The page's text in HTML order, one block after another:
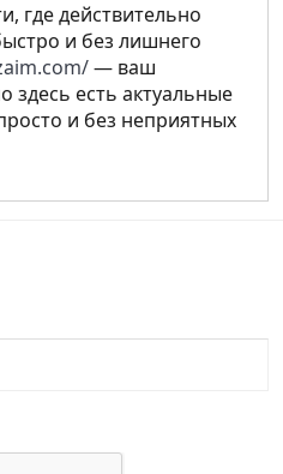
где действительно
и без лишнего
— ваш
здесь есть актуальные
и без неприятных